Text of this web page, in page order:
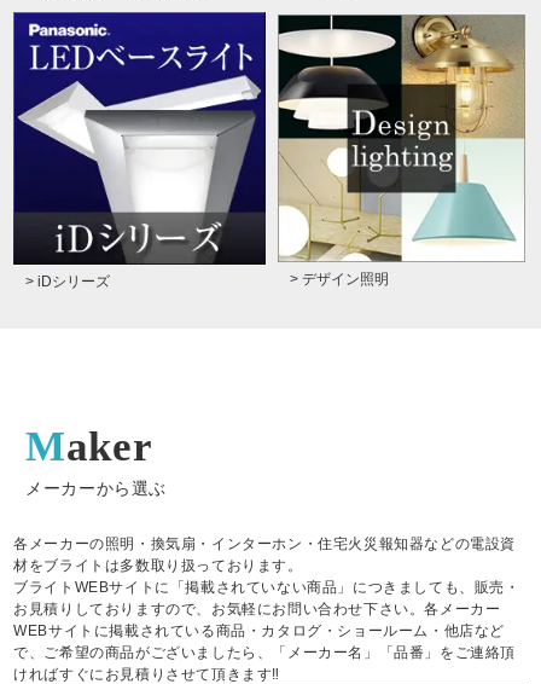
> iDシリーズ > デザイン照明
Maker
メーカーから選ぶ
各メーカーの照明・換気扇・インターホン・住宅火災報知器などの電設資
材をブライトは多数取り扱っております。
ブライトWEBサイトに「掲載されていない商品」につきましても、販売・
お見積りしておりますので、お気軽にお問い合わせ下さい。各メーカー
WEBサイトに掲載されている商品・カタログ・ショールーム・他店など
で、ご希望の商品がございましたら、「メーカー名」「品番」をご連絡頂
ければすぐにお見積りさせて頂きます‼